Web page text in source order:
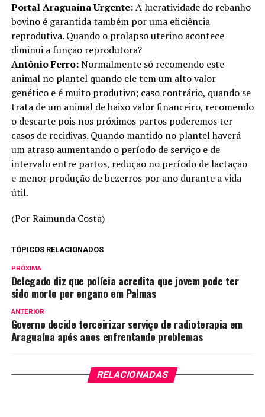
Portal Araguaína Urgente:A lucratividade do rebanho
bovino é garantida também por uma eficiência
reprodutiva. Quando o prolapso uterino acontece
diminui a função reprodutora?
Antônio Ferro:Normalmente só recomendo este
animal no plantel quando ele tem um alto valor
genético e é muito produtivo; caso contrário, quando se
trata de um animal de baixo valor financeiro, recomendo
o descarte pois nos próximos partos poderemos ter
casos de recidivas. Quando mantido no plantel haverá
um atraso aumentando o período de serviço e de
intervalo entre partos, redução no período de lactação
e menor produção de bezerros por ano durante a vida
útil.
(Por Raimunda Costa)
TÓPICOS RELACIONADOS
PRÓXIMA
Delegado diz que polícia acredita que jovem pode ter
sido morto por engano em Palmas
ANTERIOR
Governo decide terceirizar serviço de radioterapia em
Araguaína após anos enfrentando problemas
RELACIONADAS